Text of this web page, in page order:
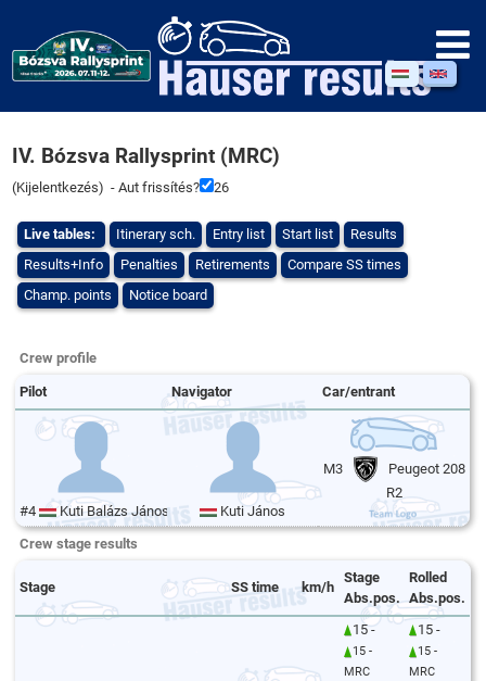
IV. Bózsva Rallysprint (MRC)
(Kijelentkezés) - Aut frissítés? 26
Live tables: Itinerary sch. Entry list Start list
Results
Results+Info
Penalties Retirements
Compare SS times
Champ. points
Notice board
Crew profile
Pilot Navigator Car/entrant
#4 Kuti Balázs János Kuti János
M3
Peugeot 208
R2
Crew stage results
Stage SS time km/h
Stage
Abs.pos.
Rolled
Abs.pos.
15 -
15 -
MRC
15 -
15 -
MRC